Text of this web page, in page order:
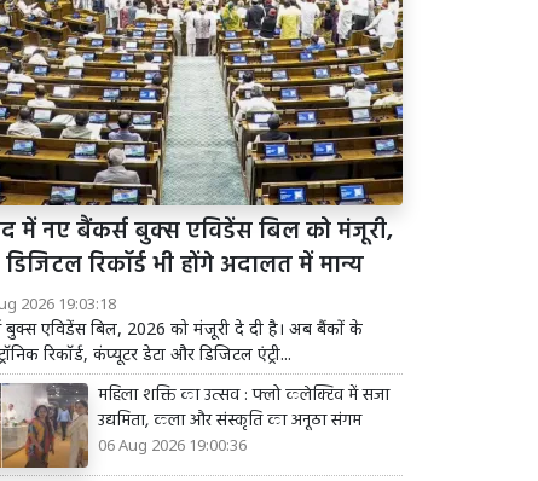
में नए बैंकर्स बुक्स एविडेंस बिल को मंजूरी,
रिकॉर्ड भी होंगे अदालत में मान्य
2026 19:03:18
बुक्स एविडेंस बिल, 2026 को मंजूरी दे दी है। अब बैंकों के
रिकॉर्ड, कंप्यूटर डेटा और डिजिटल एंट्री...
महिला शक्ति का उत्सव : फ्लो कलेक्टिव में सजा
उद्यमिता, कला और संस्कृति का अनूठा संगम
06 Aug 2026 19:00:36